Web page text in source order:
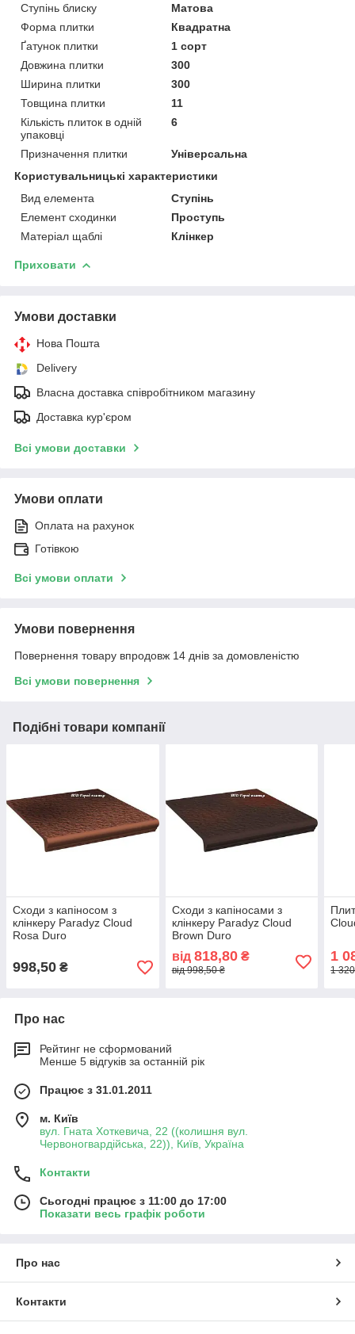
Ступінь блиску
Матова
Форма плитки
Квадратна
Ґатунок плитки
1 сорт
Довжина плитки
300
Ширина плитки
300
Товщина плитки
11
Кількість плиток в одній
упаковці
6
Призначення плитки
Універсальна
Користувальницькі характеристики
Вид елемента
Ступінь
Елемент сходинки
Проступь
Матеріал щаблі
Клінкер
Приховати
Умови доставки
Нова Пошта
Delivery
Власна доставка співробітником магазину
Доставка кур'єром
Всі умови доставки
Умови оплати
Оплата на рахунок
Готівкою
Всі умови оплати
Умови повернення
Повернення товару впродовж 14 днів за домовленістю
Всі умови повернення
Подібні товари компанії
Сходи з капіносом з
клінкеру Paradyz Cloud
Rosa Duro
998,50 ₴
Сходи з капіносами з
клінкеру Paradyz Cloud
Brown Duro
від 818,80₴
від 998,50 ₴
1
1
Про нас
Рейтинг не сформований
Менше 5 відгуків за останній рік
Працює з 31.01.2011
м. Київ
вул. Гната Хоткевича, 22 ((колишня вул.
Червоногвардійська, 22)), Київ, Україна
Контакти
Сьогодні працює з 11:00 до 17:00
Показати весь графік роботи
Про нас
Контакти